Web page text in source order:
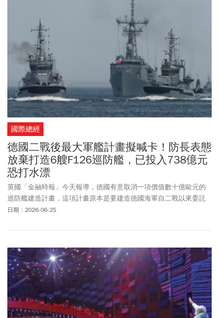
國際總經
德國二戰後最大軍艦計畫擬喊卡！防長表態
放棄打造6艘F126巡防艦，已投入738億元
恐打水漂
英國「金融時報」今天報導，德國有意取消一項價值數十億歐元的
巡防艦建造計畫，這項計畫原本是要建造德國海軍自二戰以來委託
建造的最大型軍艦。
日期：2026-06-25